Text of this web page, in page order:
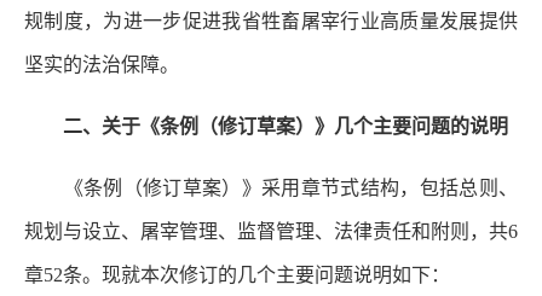
规制度，为进一步促进我省牲畜屠宰行业高质量发展提供
坚实的法治保障。
二、关于《条例（修订草案）》几个主要问题的说明
《条例（修订草案）》采用章节式结构，包括总则、
规划与设立、屠宰管理、监督管理、法律责任和附则，共6
章52条。现就本次修订的几个主要问题说明如下：